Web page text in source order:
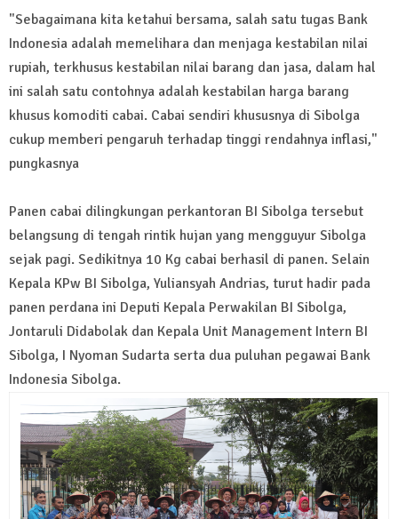
"Sebagaimana kita ketahui bersama, salah satu tugas Bank
Indonesia adalah memelihara dan menjaga kestabilan nilai
rupiah, terkhusus kestabilan nilai barang dan jasa, dalam hal
ini salah satu contohnya adalah kestabilan harga barang
khusus komoditi cabai. Cabai sendiri khususnya di Sibolga
cukup memberi pengaruh terhadap tinggi rendahnya inflasi,"
pungkasnya
Panen cabai dilingkungan perkantoran BI Sibolga tersebut
belangsung di tengah rintik hujan yang mengguyur Sibolga
sejak pagi. Sedikitnya 10 Kg cabai berhasil di panen. Selain
Kepala KPw BI Sibolga, Yuliansyah Andrias, turut hadir pada
panen perdana ini Deputi Kepala Perwakilan BI Sibolga,
Jontaruli Didabolak dan Kepala Unit Management Intern BI
Sibolga, I Nyoman Sudarta serta dua puluhan pegawai Bank
Indonesia Sibolga.